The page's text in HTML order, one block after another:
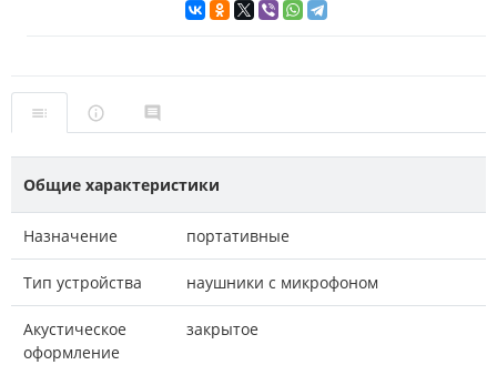
Общие характеристики
Назначение портативные
Тип устройства наушники с микрофоном
Акустическое
оформление
закрытое